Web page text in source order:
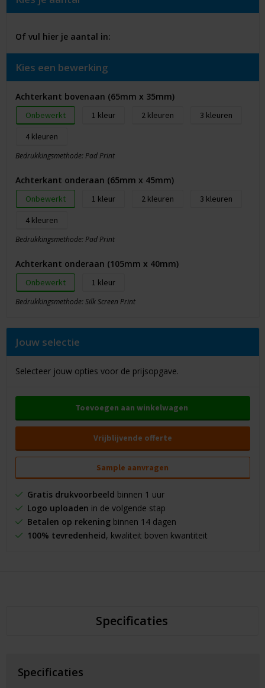
Of vul hier je aantal in:
Kies een bewerking
Achterkant bovenaan (65mm x 35mm)
Onbewerkt 1 2
3
4
Bedrukkingsmethode: Pad Print
Achterkant onderaan (65mm x 45mm)
Onbewerkt 1 2
3
4
Bedrukkingsmethode: Pad Print
Achterkant onderaan (105mm x 40mm)
Onbewerkt 1
Bedrukkingsmethode: Silk Screen Print
Jouw selectie
Selecteer jouw opties voor de prijsopgave.
Toevoegen aan winkelwagen
Vrijblijvende offerte
Sample aanvragen
Gratis drukvoorbeeld binnen 1 uur
Logo uploaden in de volgende stap
Betalen op rekeningbinnen 14 dagen
100% tevredenheid, kwaliteit boven kwantiteit
Specificaties
Specificaties